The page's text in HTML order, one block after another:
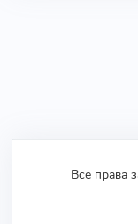
Все права